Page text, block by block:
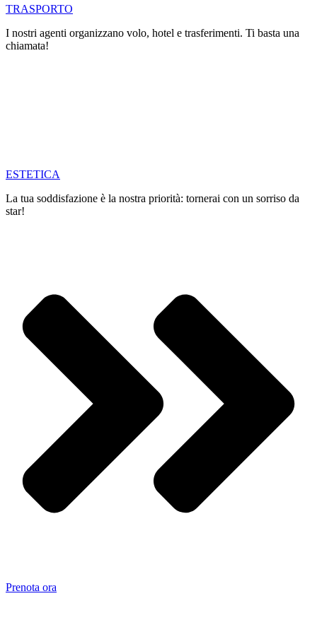
TRASPORTO
I nostri agenti organizzano volo, hotel e trasferimenti. Ti basta una
chiamata!
ESTETICA
La tua soddisfazione è la nostra priorità: tornerai con un sorriso da
star!
Prenota ora